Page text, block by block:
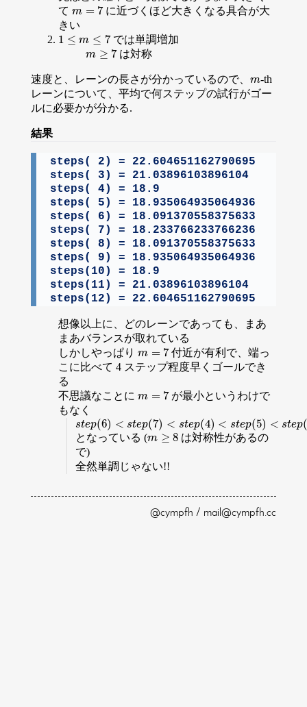
て m = 7
m= 7
に近づくほど大きくなる具合が大
きい
1 ≤ m ≤ 7
1≤m ≤7 では単調増加
m ≥ 7
m≥ 7 は対称
速度と、レーンの長さが分かっているので、 m
m-th
レーンについて、平均で何ステップの試行がゴー
ルに必要かが分かる.
結果
steps( 2) = 22.604651162790695
steps( 3) = 21.03896103896104
steps( 4) = 18.9
steps( 5) = 18.935064935064936
steps( 6) = 18.091370558375633
steps( 7) = 18.233766233766236
steps( 8) = 18.091370558375633
steps( 9) = 18.935064935064936
steps(10) = 18.9
steps(11) = 21.03896103896104
steps(12) = 22.604651162790695
想像以上に、どのレーンであっても、まあ
まあバランスが取れている
しかしやっぱり m = 7
m= 7
付近が有利で、端っ
こに比べて 4 ステップ程度早くゴールでき
る
不思議なことに m = 7
m= 7
が最小というわけで
もなく
step(6) < step(7) < step(4) < step(5) < step
step(6)< tep(7)<step 4) <step(5)< ste p(3)<step (2 )
となっている (m ≥ 8
m≥ 8
は対称性があるの
で)
全然単調じゃない!!
@cympfh / mail@cympfh.cc